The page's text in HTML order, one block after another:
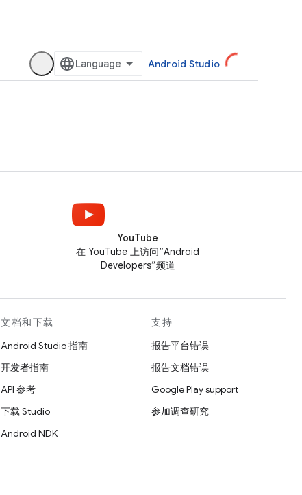
YouTube
在 YouTube 上访问“Android
Developers”频道
文档和下载
Android Studio 指南
开发者指南
API 参考
下载 Studio
Android NDK
支持
报告平台错误
报告文档错误
Google Play support
参加调查研究